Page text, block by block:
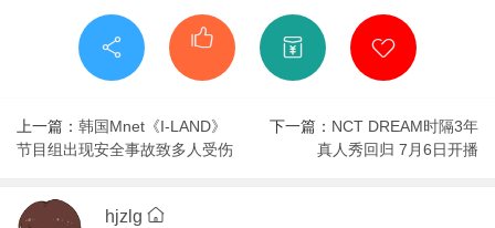
上一篇： 韩国Mnet《I-LAND》
节目组出现安全事故致多人受伤
下一篇： NCT DREAM时隔3年
真人秀回归 7月6日开播
hjzlg